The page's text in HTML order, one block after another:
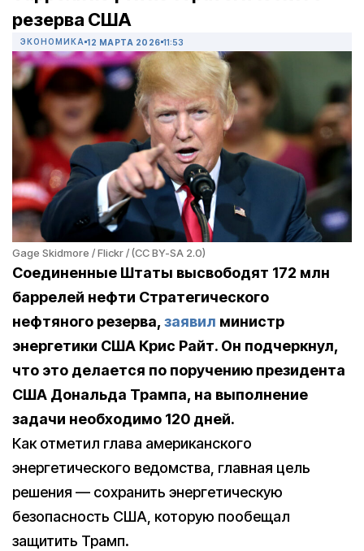
резерва США
ЭКОНОМИКА 12 МАРТА 2026 11:53
Gage Skidmore / Flickr / (CC BY-SA 2.0)
Соединенные Штаты высвободят 172 млн
баррелей нефти Стратегического
нефтяного резерва, заявил министр
энергетики США Крис Райт. Он подчеркнул,
что это делается по поручению президента
США Дональда Трампа, на выполнение
задачи необходимо 120 дней.
Как отметил глава американского
энергетического ведомства, главная цель
решения — сохранить энергетическую
безопасность США, которую пообещал
защитить Трамп.